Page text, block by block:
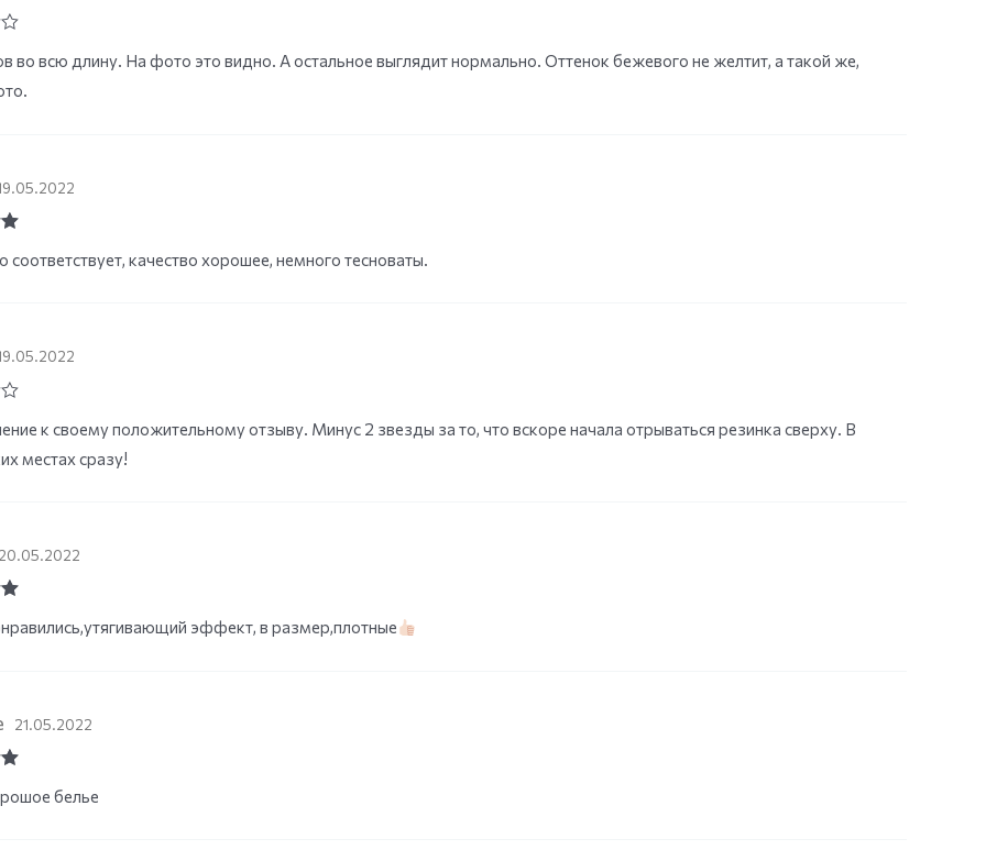
во всю длину. На фото это видно. А остальное выглядит нормально. Оттенок бежевого не желтит, а такой же,
соответствует, качество хорошее, немного тесноваты.
к своему положительному отзыву. Минус 2 звезды за то, что вскоре начала отрываться резинка сверху. В
местах сразу!
20.05.2022
эффект, в размер,плотные
21.05.2022
белье